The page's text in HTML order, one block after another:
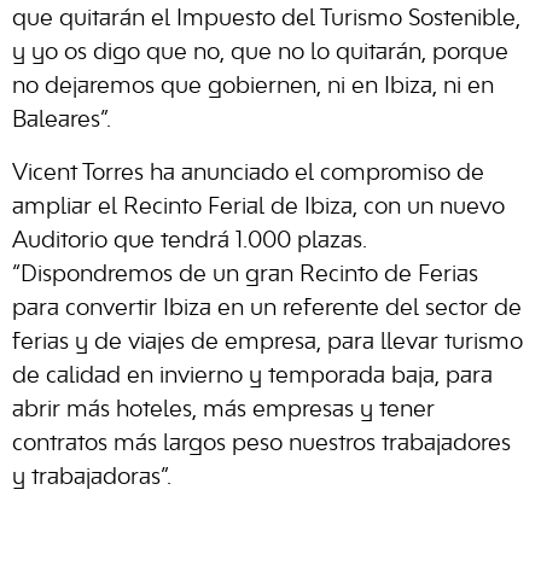
que quitarán el Impuesto del Turismo Sostenible,
y yo os digo que no, que no lo quitarán, porque
no dejaremos que gobiernen, ni en Ibiza, ni en
Baleares”.
Vicent Torres ha anunciado el compromiso de
ampliar el Recinto Ferial de Ibiza, con un nuevo
Auditorio que tendrá 1.000 plazas.
“Dispondremos de un gran Recinto de Ferias
para convertir Ibiza en un referente del sector de
ferias y de viajes de empresa, para llevar turismo
de calidad en invierno y temporada baja, para
abrir más hoteles, más empresas y tener
contratos más largos peso nuestros trabajadores
y trabajadoras”.